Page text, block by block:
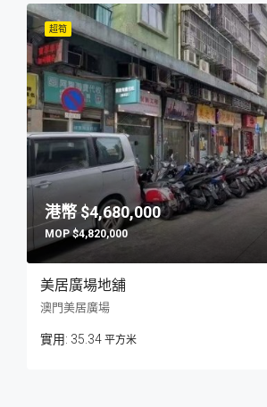
超筍
$4,680,000
$4,820,000
美居廣場地舖
澳門美居廣場
35.34 平方米